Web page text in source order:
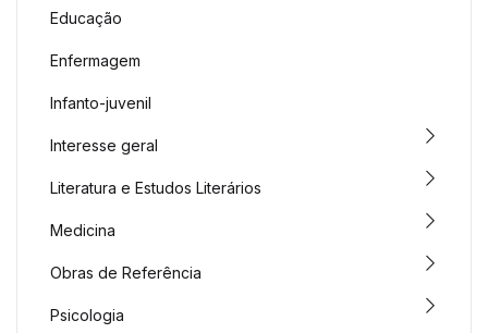
Educação
Enfermagem
Infanto-juvenil
Interesse geral
Literatura e Estudos Literários
Medicina
Obras de Referência
Psicologia